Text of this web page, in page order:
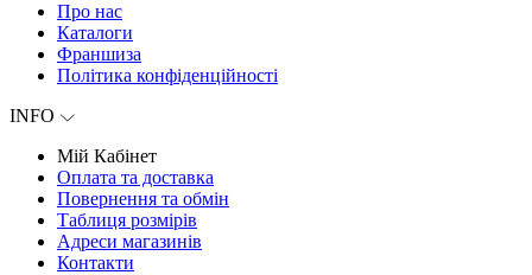
Про нас
Каталоги
Франшиза
Політика конфіденційності
INFO
Мій Кабінет
Оплата та доставка
Повернення та обмін
Таблиця розмірів
Адреси магазинів
Контакти